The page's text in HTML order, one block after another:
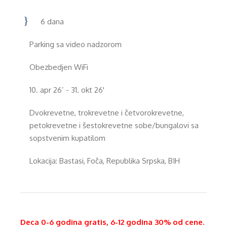
6 dana
Parking sa video nadzorom
Obezbedjen WiFi
10. apr 26’ - 31. okt 26'
Dvokrevetne, trokrevetne i četvorokrevetne,
petokrevetne i šestokrevetne sobe/bungalovi sa
sopstvenim kupatilom
Lokacija: Bastasi, Foča, Republika Srpska, BIH
Deca 0-6 godina gratis, 6-12 godina 30% od cene.